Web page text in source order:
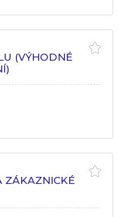
(VÝHODNÉ
ZÁKAZNICKÉ